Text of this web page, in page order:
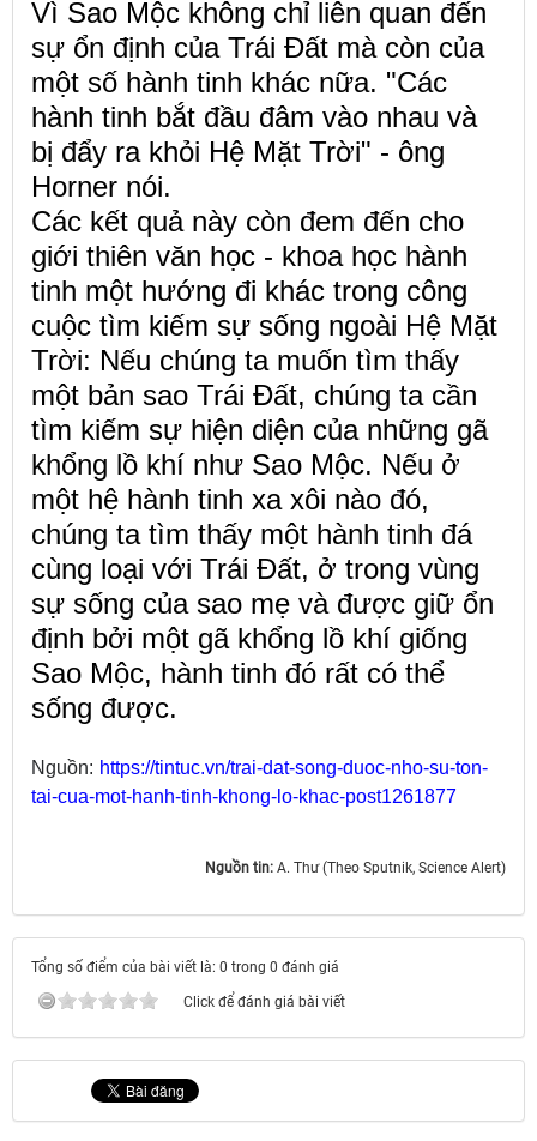
Vì Sao Mộc không chỉ liên quan đến
sự ổn định của Trái Đất mà còn của
một số hành tinh khác nữa. "Các
hành tinh bắt đầu đâm vào nhau và
bị đẩy ra khỏi Hệ Mặt Trời" - ông
Horner nói.
Các kết quả này còn đem đến cho
giới thiên văn học - khoa học hành
tinh một hướng đi khác trong công
cuộc tìm kiếm sự sống ngoài Hệ Mặt
Trời: Nếu chúng ta muốn tìm thấy
một bản sao Trái Đất, chúng ta cần
tìm kiếm sự hiện diện của những gã
khổng lồ khí như Sao Mộc. Nếu ở
một hệ hành tinh xa xôi nào đó,
chúng ta tìm thấy một hành tinh đá
cùng loại với Trái Đất, ở trong vùng
sự sống của sao mẹ và được giữ ổn
định bởi một gã khổng lồ khí giống
Sao Mộc, hành tinh đó rất có thể
sống được.
Nguồn: https://tintuc.vn/trai-dat-song-duoc-nho-su-ton-
tai-cua-mot-hanh-tinh-khong-lo-khac-post1261877
Nguồn tin: A. Thư (Theo Sputnik, Science Alert)
Tổng số điểm của bài viết là: 0 trong 0 đánh giá
Click để đánh giá bài viết